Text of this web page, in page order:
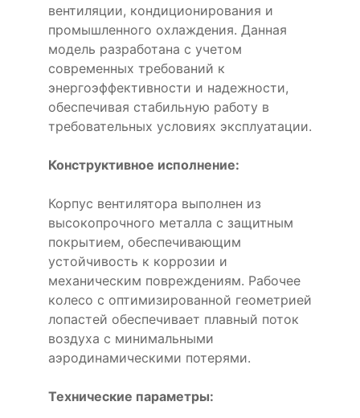
вентиляции, кондиционирования и
промышленного охлаждения. Данная
модель разработана с учетом
современных требований к
энергоэффективности и надежности,
обеспечивая стабильную работу в
требовательных условиях эксплуатации.
Конструктивное исполнение:
Корпус вентилятора выполнен из
высокопрочного металла с защитным
покрытием, обеспечивающим
устойчивость к коррозии и
механическим повреждениям. Рабочее
колесо с оптимизированной геометрией
лопастей обеспечивает плавный поток
воздуха с минимальными
аэродинамическими потерями.
Технические параметры: